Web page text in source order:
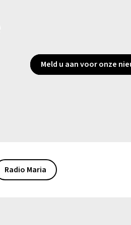
Meld u aan voor onze
Radio Maria